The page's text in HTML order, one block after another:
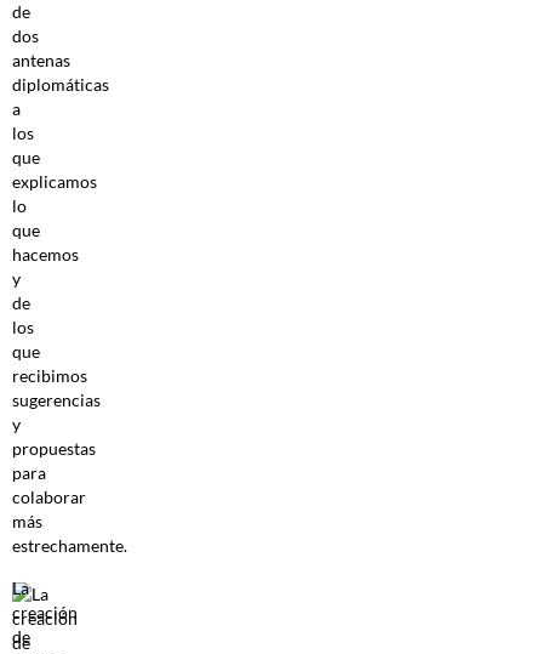
de
dos
antenas
diplomáticas
a
los
que
explicamos
lo
que
hacemos
y
de
los
que
recibimos
sugerencias
y
propuestas
para
colaborar
más
estrechamente.
La
creación
de